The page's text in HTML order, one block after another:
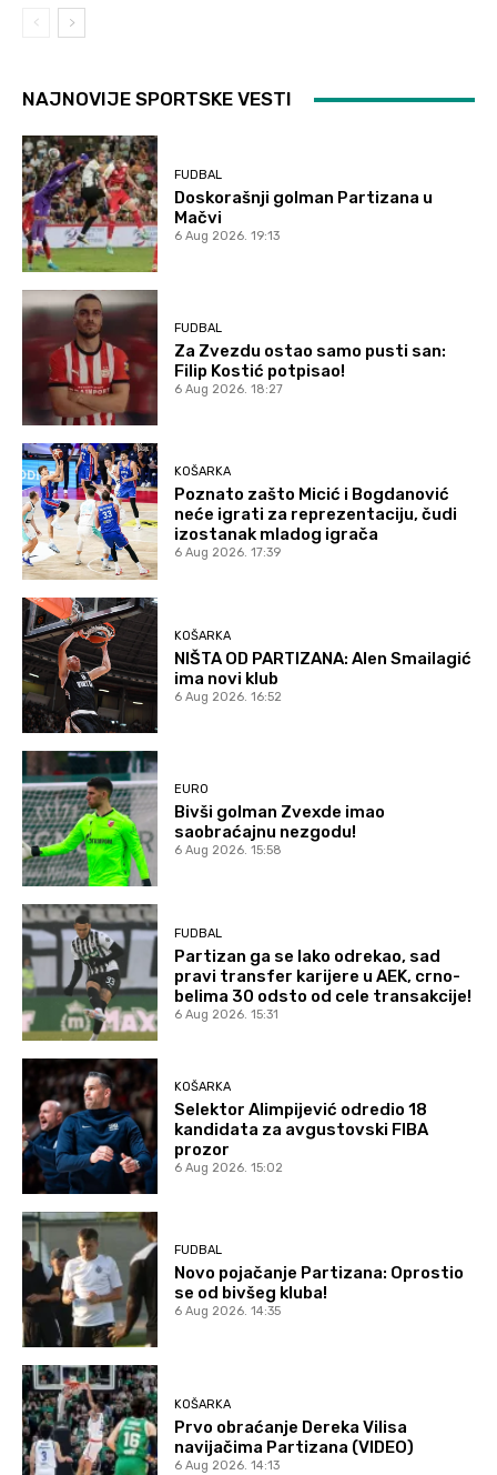
NAJNOVIJE SPORTSKE VESTI
FUDBAL
Doskorašnji golman Partizana u
Mačvi
6 Aug 2026. 19:13
FUDBAL
Za Zvezdu ostao samo pusti san:
Filip Kostić potpisao!
6 Aug 2026. 18:27
KOŠARKA
Poznato zašto Micić i Bogdanović
neće igrati za reprezentaciju, čudi
izostanak mladog igrača
6 Aug 2026. 17:39
KOŠARKA
NIŠTA OD PARTIZANA: Alen Smailagić
ima novi klub
6 Aug 2026. 16:52
EURO
Bivši golman Zvexde imao
saobraćajnu nezgodu!
6 Aug 2026. 15:58
FUDBAL
Partizan ga se lako odrekao, sad
pravi transfer karijere u AEK, crno-
belima 30 odsto od cele transakcije!
6 Aug 2026. 15:31
KOŠARKA
Selektor Alimpijević odredio 18
kandidata za avgustovski FIBA
prozor
6 Aug 2026. 15:02
FUDBAL
Novo pojačanje Partizana: Oprostio
se od bivšeg kluba!
6 Aug 2026. 14:35
KOŠARKA
Prvo obraćanje Dereka Vilisa
navijačima Partizana (VIDEO)
6 Aug 2026. 14:13